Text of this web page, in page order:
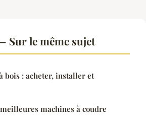
Sur le même sujet
bois : acheter, installer et
machines à coudre